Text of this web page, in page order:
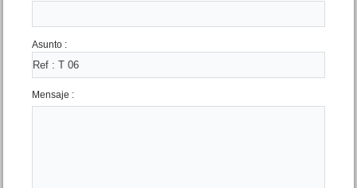
Asunto :
Mensaje :